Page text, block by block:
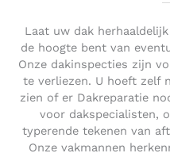
Laat uw dak
de hoogte bent van
Onze dakinspecties zijn
te verliezen. U hoeft zelf
zien of er Dakreparatie
voor dakspecialisten,
typerende tekenen van
Onze vakmannen